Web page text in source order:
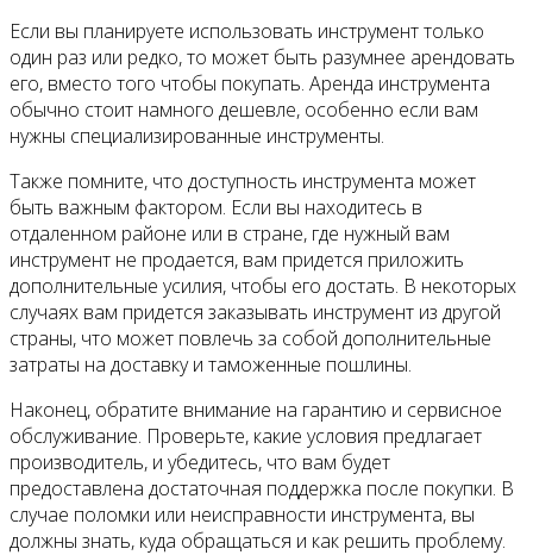
Если вы планируете использовать инструмент только
один раз или редко, то может быть разумнее арендовать
его, вместо того чтобы покупать. Аренда инструмента
обычно стоит намного дешевле, особенно если вам
нужны специализированные инструменты.
Также помните, что доступность инструмента может
быть важным фактором. Если вы находитесь в
отдаленном районе или в стране, где нужный вам
инструмент не продается, вам придется приложить
дополнительные усилия, чтобы его достать. В некоторых
случаях вам придется заказывать инструмент из другой
страны, что может повлечь за собой дополнительные
затраты на доставку и таможенные пошлины.
Наконец, обратите внимание на гарантию и сервисное
обслуживание. Проверьте, какие условия предлагает
производитель, и убедитесь, что вам будет
предоставлена достаточная поддержка после покупки. В
случае поломки или неисправности инструмента, вы
должны знать, куда обращаться и как решить проблему.